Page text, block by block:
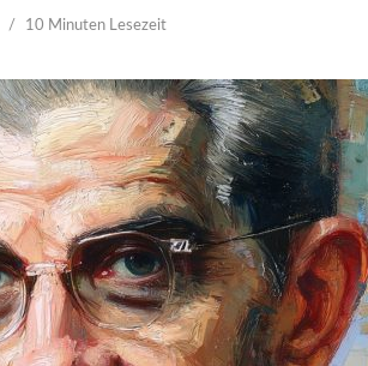
10 Minuten Lesezeit